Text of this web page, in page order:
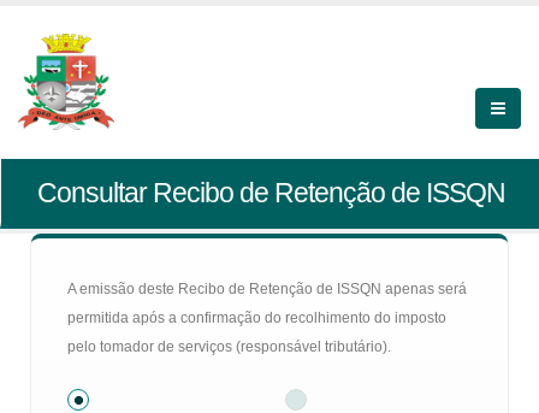
Consultar Recibo de Retenção de ISSQN
A emissão deste Recibo de Retenção de ISSQN apenas será
permitida após a confirmação do recolhimento do imposto
pelo tomador de serviços (responsável tributário).